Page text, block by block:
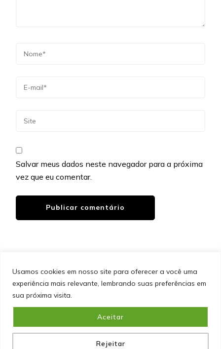
Usamos cookies em nosso site para oferecer a você uma
experiência mais relevante, lembrando suas preferências em
sua próxima visita.
Rejeitar
Aceitar
Salvar meus dados neste navegador para a próxima
vez que eu comentar.
&cópia; Direitos Autorais 2026Portal do Inferno
direitos reservados.Blossom PinIt | Desenvolvido por
Blossom Themes. Desenvolvido porWordPress.Política
de Privacidade
SITEMAP POLÍTICA DE PRIVACIDADE
EQUIPE